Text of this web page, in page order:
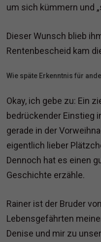
um sich kümmern und
Dieser Wunsch blieb
Rentenbescheid kam
Wie späte Erkenntnis für
Okay, ich gebe zu: Ein
bedrückender Einstieg
gerade in der
eigentlich lieber
Dennoch hat es einen
Geschichte erzähle.
Rainer ist der Bruder
Lebensgefährten
Denise und mir zu